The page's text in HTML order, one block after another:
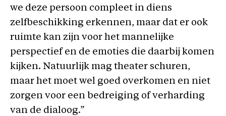
we deze persoon compleet in diens
zelfbeschikking erkennen, maar dat er ook
ruimte kan zijn voor het mannelijke
perspectief en de emoties die daarbij komen
kijken. Natuurlijk mag theater schuren,
maar het moet wel goed overkomen en niet
zorgen voor een bedreiging of verharding
van de dialoog.”